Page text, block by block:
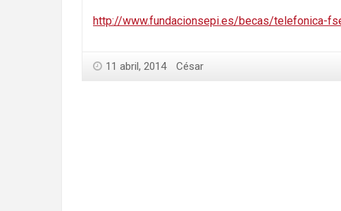
http://www.fundacionsepi.es/becas/telefonica-
11 abril, 2014 César